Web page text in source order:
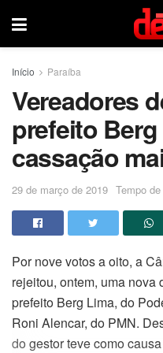
Início Paraíba
Vereadores
prefeito
cassação
29 de março de 2019 Tempo
Por nove votos a oito, a
rejeitou, ontem, uma
prefeito Berg Lima, do
Roni Alencar, do PMN.
do gestor teve como